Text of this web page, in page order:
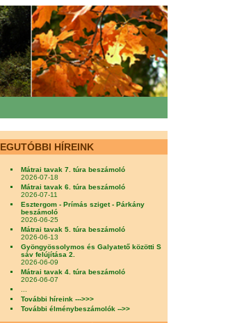
HÍREINK
Mátrai tavak 7. túra beszámoló
2026-07-18
Mátrai tavak 6. túra beszámoló
2026-07-11
Esztergom - Prímás sziget - Párkány
beszámoló
2026-06-25
Mátrai tavak 5. túra beszámoló
2026-06-13
Gyöngyössolymos és Galyatető közötti S
sáv felújítása 2.
2026-06-09
Mátrai tavak 4. túra beszámoló
2026-06-07
További híreink --->>>
További élménybeszámolók -->>